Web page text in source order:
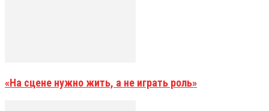
«На сцене нужно жить, а не играть роль»